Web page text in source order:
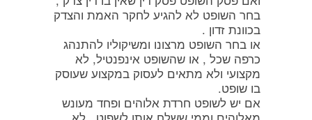
בחר השופט לא להגיע לחקר האמת והצדק
בכוונת זדון .
או בחר השופט מרצונו ומשיקוליו להתנהג
כרפה שכל , או שהשופט אינפנטיל, לא
מקצועי ולא מתאים לעסוק במקצוע שעוסק
בו שופט.
אם יש לשופט חרדת אלוהים ופחד מעונש